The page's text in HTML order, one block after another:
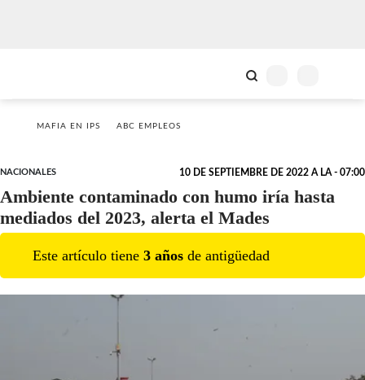
MAFIA EN IPS ABC EMPLEOS
NACIONALES 10 DE SEPTIEMBRE DE 2022 A LA - 07:00
Ambiente contaminado con humo iría hasta
mediados del 2023, alerta el Mades
Este artículo tiene 3 años de antigüedad